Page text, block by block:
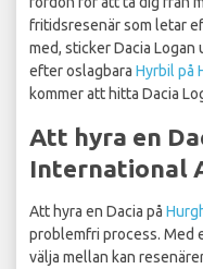
fritidsresenär som letar
med, sticker Dacia
efter oslagbara Hyrbil på
kommer att hitta Dacia
Att hyra en
International
Att hyra en Dacia på
problemfri process. Med
välja mellan kan